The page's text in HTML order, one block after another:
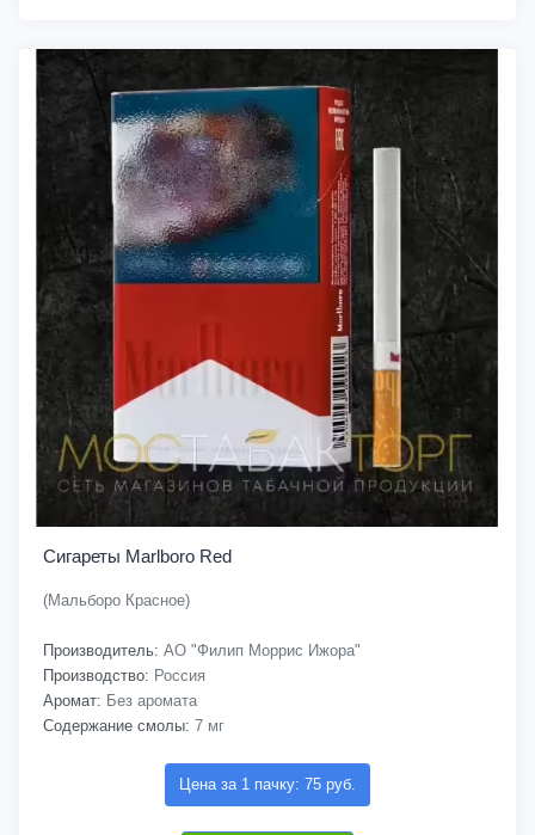
Сигареты Marlboro Red
(Мальборо Красное)
Производитель: АО "Филип Моррис Ижора"
Производство: Россия
Аромат: Без аромата
Содержание смолы: 7 мг
Цена за 1 пачку: 75 руб.